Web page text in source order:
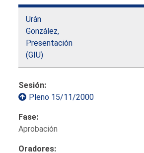
Urán
González,
Presentación
(GIU)
Sesión:
Pleno 15/11/2000
Fase:
Aprobación
Oradores: